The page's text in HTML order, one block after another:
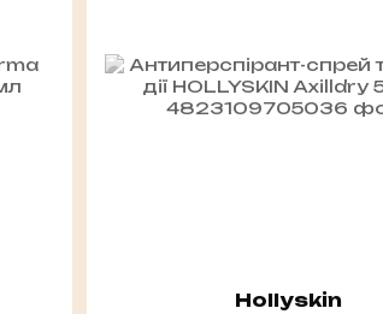
Hollyskin